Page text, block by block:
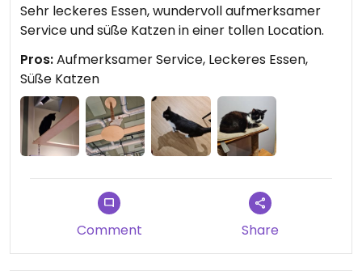
Sehr leckeres Essen, wundervoll aufmerksamer
Service und süße Katzen in einer tollen Location.
Pros:Aufmerksamer Service, Leckeres Essen,
Süße Katzen
Comment Share